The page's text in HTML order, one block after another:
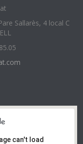
Sallarès, 4 local C
can't load